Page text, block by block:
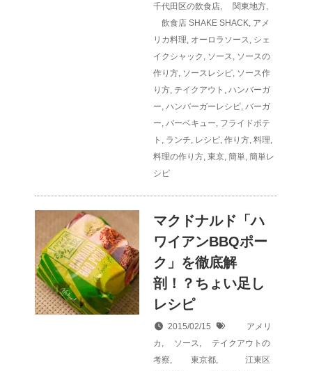
千代田区の飲食店, 関東地方,
飲食店 SHAKE SHACK, アメ
リカ料理, オーロラソース, シェ
イクシャック , ソース, ソースの
作り方, ソースレシピ, ソース作
り方, テイクアウト , ハンバーガ
ー, ハンバーガーレシピ, バーガ
ー, バーベキュー, フライドポテ
ト , ランチ, レシピ, 作り方, 料理,
料理の作り方, 東京, 簡単, 簡単レ
シピ
マクドナルド「ハ
ワイアンBBQポー
ク」を徹底解
剖！？ちょい足し
レシピ
2015/02/15
アメリ
カ , ソース,
テイクアウトの
考察, 東京都,
江東区